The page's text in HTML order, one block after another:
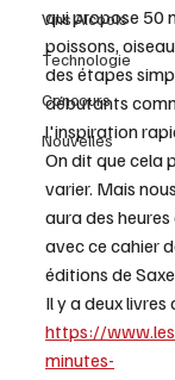
Vins Alcools
Technologie
Concours
Nouvelles
qui propose 50
poissons,
des étapes
débutants
l'inspiration
On dit que cela
varier. Mais
aura des
avec ce cahier
éditions de
Il y a deux
https://
minutes-